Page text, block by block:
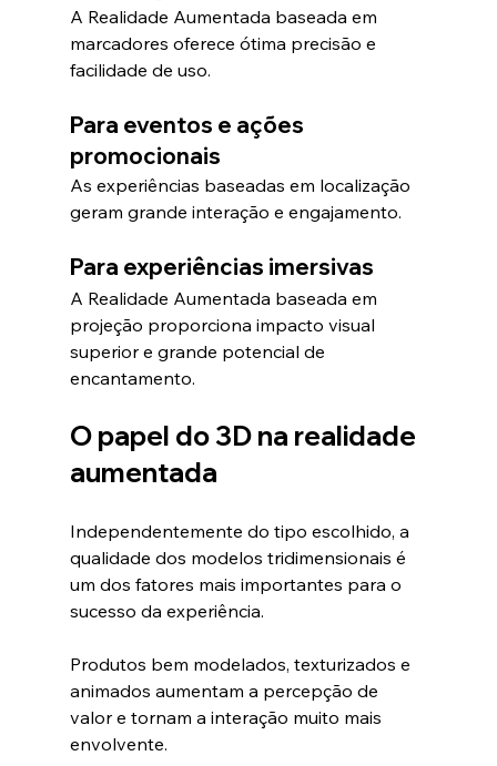
A Realidade Aumentada baseada em
marcadores oferece ótima precisão e
facilidade de uso.
Para eventos e ações
promocionais
As experiências baseadas em localização
geram grande interação e engajamento.
Para experiências imersivas
A Realidade Aumentada baseada em
projeção proporciona impacto visual
superior e grande potencial de
encantamento.
O papel do 3D na realidade
aumentada
Independentemente do tipo escolhido, a
qualidade dos modelos tridimensionais é
um dos fatores mais importantes para o
sucesso da experiência.
Produtos bem modelados, texturizados e
animados aumentam a percepção de
valor e tornam a interação muito mais
envolvente.